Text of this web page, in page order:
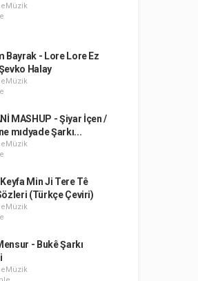
Bayrak - Lore Lore Ez
Halay
MASHUP - Şiyar İçen /
mıdyade Şarkı...
Min Ji Tere Tê
(Türkçe Çeviri)
- Bukê Şarkı